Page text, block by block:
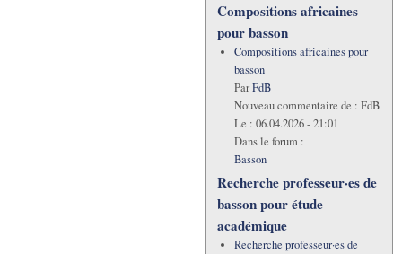
Compositions africaines
pour basson
Compositions africaines pour
basson
ParFdB
Nouveau commentaire de : FdB
Le : 06.04.2026 - 21:01
Dans le forum :
Basson
Recherche professeur·es de
basson pour étude
académique
Recherche professeur·es de